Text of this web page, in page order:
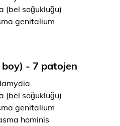
(bel soğukluğu)
genitalium
- 7 patojen
(bel soğukluğu)
genitalium
hominis